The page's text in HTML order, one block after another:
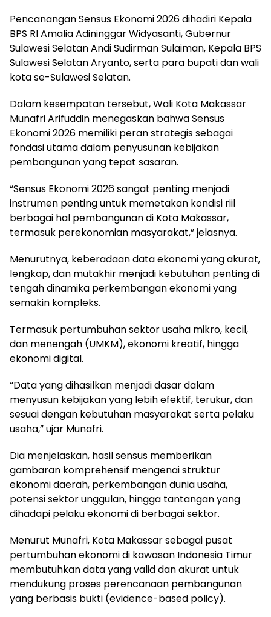
Pencanangan Sensus Ekonomi 2026 dihadiri Kepala
BPS RI Amalia Adininggar Widyasanti, Gubernur
Sulawesi Selatan Andi Sudirman Sulaiman, Kepala BPS
Sulawesi Selatan Aryanto, serta para bupati dan wali
kota se-Sulawesi Selatan.
Dalam kesempatan tersebut, Wali Kota Makassar
Munafri Arifuddin menegaskan bahwa Sensus
Ekonomi 2026 memiliki peran strategis sebagai
fondasi utama dalam penyusunan kebijakan
pembangunan yang tepat sasaran.
“Sensus Ekonomi 2026 sangat penting menjadi
instrumen penting untuk memetakan kondisi riil
berbagai hal pembangunan di Kota Makassar,
termasuk perekonomian masyarakat,” jelasnya.
Menurutnya, keberadaan data ekonomi yang akurat,
lengkap, dan mutakhir menjadi kebutuhan penting di
tengah dinamika perkembangan ekonomi yang
semakin kompleks.
Termasuk pertumbuhan sektor usaha mikro, kecil,
dan menengah (UMKM), ekonomi kreatif, hingga
ekonomi digital.
“Data yang dihasilkan menjadi dasar dalam
menyusun kebijakan yang lebih efektif, terukur, dan
sesuai dengan kebutuhan masyarakat serta pelaku
usaha,” ujar Munafri.
Dia menjelaskan, hasil sensus memberikan
gambaran komprehensif mengenai struktur
ekonomi daerah, perkembangan dunia usaha,
potensi sektor unggulan, hingga tantangan yang
dihadapi pelaku ekonomi di berbagai sektor.
Menurut Munafri, Kota Makassar sebagai pusat
pertumbuhan ekonomi di kawasan Indonesia Timur
membutuhkan data yang valid dan akurat untuk
mendukung proses perencanaan pembangunan
yang berbasis bukti (evidence-based policy).